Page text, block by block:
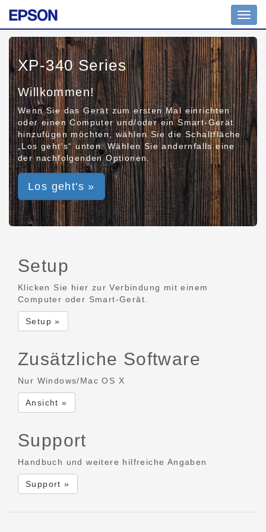
XP-340 Series
Willkommen!
Wenn Sie das Gerät zum ersten Mal einrichten
oder einen Computer und/oder ein Smart-Gerät
hinzufügen möchten, wählen Sie die Schaltfläche
„Los geht's“ unten. Wählen Sie andernfalls eine
der nachfolgenden Optionen.
Los geht's »
Setup
Klicken Sie hier zur Verbindung mit einem
Computer oder Smart-Gerät.
Setup »
Zusätzliche Software
Nur Windows/Mac OS X
Ansicht »
Support
Handbuch und weitere hilfreiche Angaben
Support »